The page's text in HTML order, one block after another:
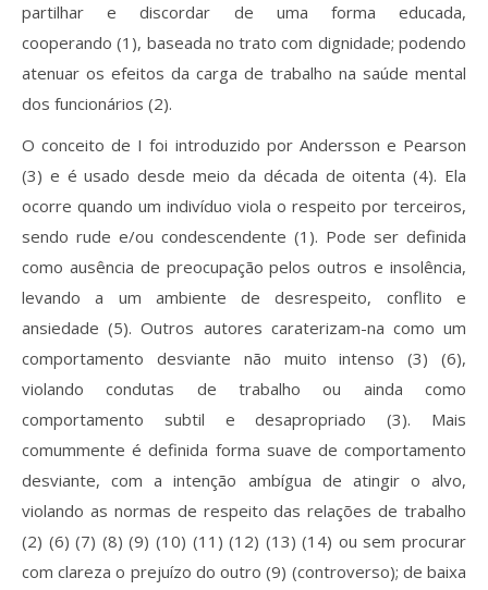
partilhar e discordar de uma forma educada,
cooperando (1), baseada no trato com dignidade; podendo
atenuar os efeitos da carga de trabalho na saúde mental
dos funcionários (2).
O conceito de I foi introduzido por Andersson e Pearson
(3) e é usado desde meio da década de oitenta (4). Ela
ocorre quando um indivíduo viola o respeito por terceiros,
sendo rude e/ou condescendente (1). Pode ser definida
como ausência de preocupação pelos outros e insolência,
levando a um ambiente de desrespeito, conflito e
ansiedade (5). Outros autores caraterizam-na como um
comportamento desviante não muito intenso (3) (6),
violando condutas de trabalho ou ainda como
comportamento subtil e desapropriado (3). Mais
comummente é definida forma suave de comportamento
desviante, com a intenção ambígua de atingir o alvo,
violando as normas de respeito das relações de trabalho
(2) (6) (7) (8) (9) (10) (11) (12) (13) (14) ou sem procurar
com clareza o prejuízo do outro (9) (controverso); de baixa